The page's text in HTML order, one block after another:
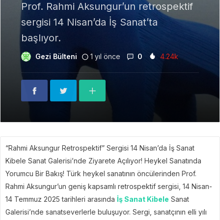
Prof. Rahmi Aksungur’un retrospektif
sergisi 14 Nisan’da İş Sanat’ta
başlıyor.
Gezi Bülteni 1 yıl önce 0 4.24k
“Rahmi Aksungur Retrospektif” Sergisi 14 Nisan’da İş Sanat
Kibele Sanat Galerisi’nde Ziyarete Açılıyor! Heykel Sanatında
Yorumcu Bir Bakış! Türk heykel sanatının öncülerinden Prof.
Rahmi Aksungur’un geniş kapsamlı retrospektif sergisi, 14 Nisan-
14 Temmuz 2025 tarihleri arasında İş Sanat Kibele Sanat
Galerisi’nde sanatseverlerle buluşuyor. Sergi, sanatçının elli yılı